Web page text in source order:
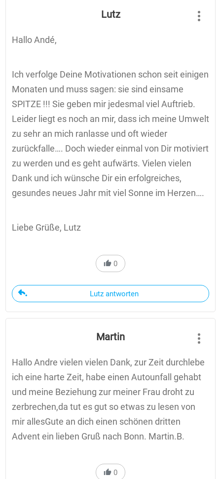
Lutz
Hallo Andé,
Ich verfolge Deine Motivationen schon seit einigen
Monaten und muss sagen: sie sind einsame
SPITZE !!! Sie geben mir jedesmal viel Auftrieb.
Leider liegt es noch an mir, dass ich meine Umwelt
zu sehr an mich ranlasse und oft wieder
zurückfalle…. Doch wieder einmal von Dir motiviert
zu werden und es geht aufwärts. Vielen vielen
Dank und ich wünsche Dir ein erfolgreiches,
gesundes neues Jahr mit viel Sonne im Herzen….
Liebe Grüße, Lutz
0
Lutz antworten
Martin
Hallo Andre vielen vielen Dank, zur Zeit durchlebe
ich eine harte Zeit, habe einen Autounfall gehabt
und meine Beziehung zur meiner Frau droht zu
zerbrechen,da tut es gut so etwas zu lesen von
mir allesGute an dich einen schönen dritten
Advent ein lieben Gruß nach Bonn. Martin.B.
0